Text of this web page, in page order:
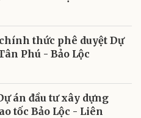
thức phê duyệt Dự
Phú - Bảo Lộc
án đầu tư xây dựng
tốc Bảo Lộc - Liên